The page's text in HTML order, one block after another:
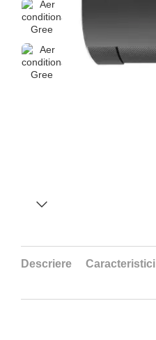
Descriere Caracteristici